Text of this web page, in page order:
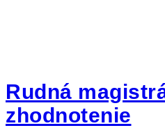
Rudná
zhodnotenie